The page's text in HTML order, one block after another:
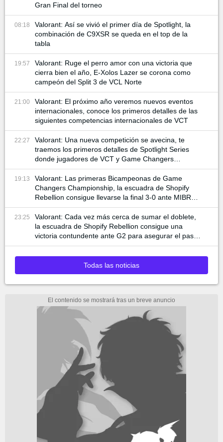
Gran Final del torneo
08:18
Valorant: Así se vivió el primer día de Spotlight, la
combinación de C9XSR se queda en el top de la
tabla
19:57
Valorant: Ruge el perro amor con una victoria que
cierra bien el año, E-Xolos Lazer se corona como
campeón del Split 3 de VCL Norte
21:00
Valorant: El próximo año veremos nuevos eventos
internacionales, conoce los primeros detalles de las
siguientes competencias internacionales de VCT
22:27
Valorant: Una nueva competición se avecina, te
traemos los primeros detalles de Spotlight Series
donde jugadores de VCT y Game Changers
participan
19:13
Valorant: Las primeras Bicampeonas de Game
Changers Championship, la escuadra de Shopify
Rebellion consigue llevarse la final 3-0 ante MIBR
para alzar la copa
23:25
Valorant: Cada vez más cerca de sumar el doblete,
la escuadra de Shopify Rebellion consigue una
victoria contundente ante G2 para asegurar el pase
a la final
Todas las noticias